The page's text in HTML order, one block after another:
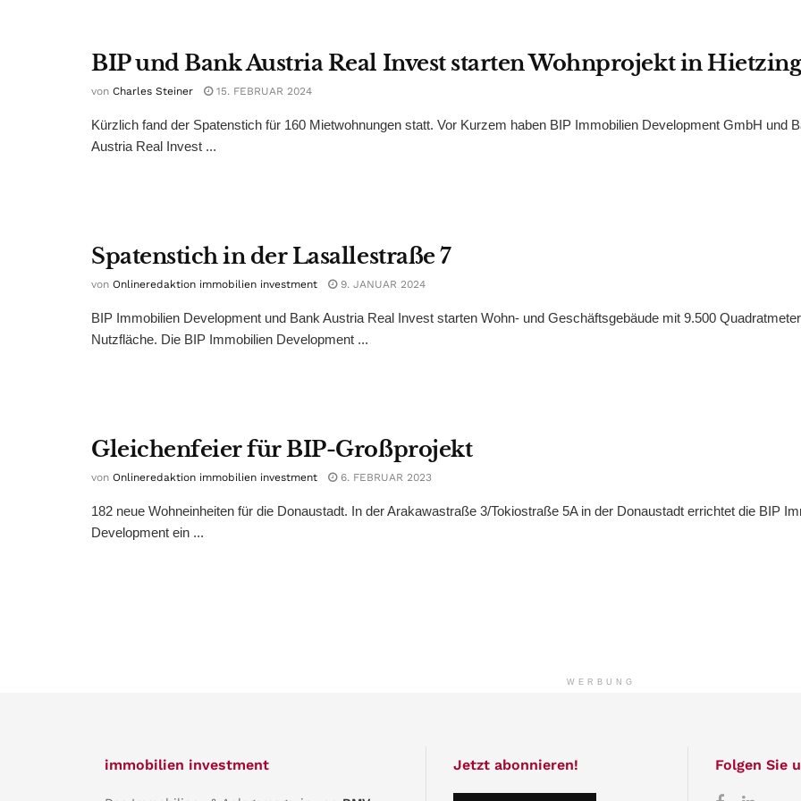
BIP und Bank Austria Real Invest starten Wohnprojekt in
von Charles Steiner 15. FEBRUAR 2024
Kürzlich fand der Spatenstich für 160 Mietwohnungen statt. Vor Kurzem haben BIP Immobilien Development GmbH und
Austria Real Invest ...
Spatenstich in der Lasallestraße 7
von Onlineredaktion immobilien investment 9. JANUAR 2024
BIP Immobilien Development und Bank Austria Real Invest starten Wohn- und Geschäftsgebäude mit 9.500
Nutzfläche. Die BIP Immobilien Development ...
Gleichenfeier für BIP-Großprojekt
von Onlineredaktion immobilien investment 6. FEBRUAR 2023
182 neue Wohneinheiten für die Donaustadt. In der Arakawastraße 3/Tokiostraße 5A in der Donaustadt errichtet die BIP
Development ein ...
WERBUNG
immobilien investment Jetzt abonnieren! Folgen Sie